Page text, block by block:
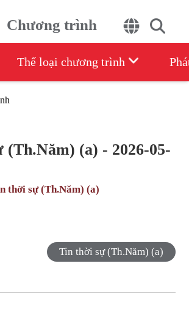
Chương trình
Thể loại chương trình
(Th.Năm) (a) - 2026-05-
thời sự (Th.Năm) (a)
Tin thời sự (Th.Năm) (a)